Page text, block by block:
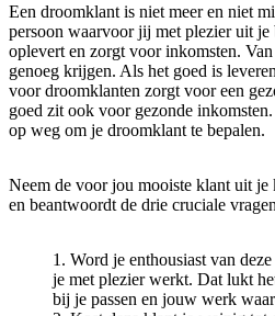
Een droomklant is niet meer en niet
persoon waarvoor jij met plezier uit
oplevert en zorgt voor inkomsten.
genoeg krijgen. Als het goed is
voor droomklanten zorgt voor een
goed zit ook voor gezonde
op weg om je droomklant te bepalen.
Neem de voor jou mooiste klant uit je
en beantwoordt de drie cruciale
Word je enthousiast van
je met plezier werkt. Dat lukt
bij je passen en jouw werk